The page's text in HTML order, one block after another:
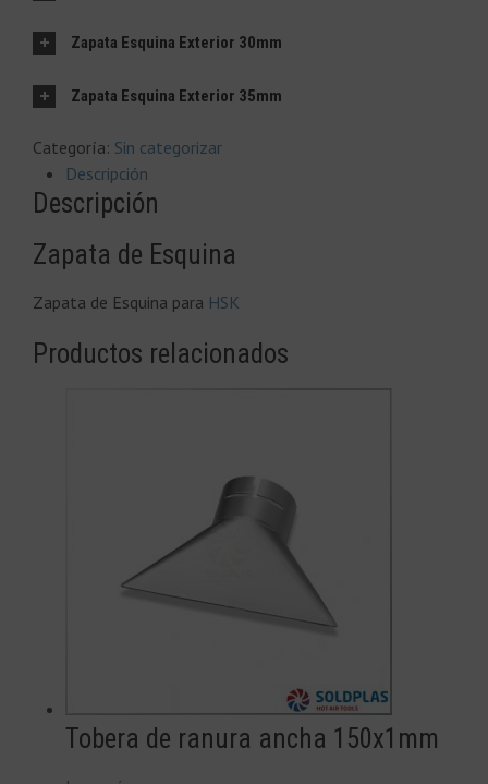
Zapata Esquina Exterior 30mm
Zapata Esquina Exterior 35mm
Categoría: Sin categorizar
Descripción
Descripción
Zapata de Esquina
Zapata de Esquina para HSK
Productos relacionados
Tobera de ranura ancha 150x1mm